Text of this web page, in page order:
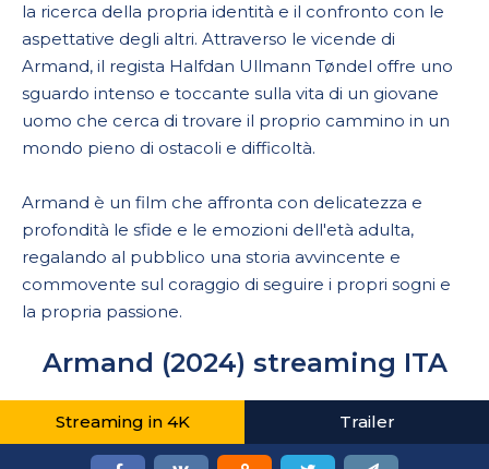
la ricerca della propria identità e il confronto con le
aspettative degli altri. Attraverso le vicende di
Armand, il regista Halfdan Ullmann Tøndel offre uno
sguardo intenso e toccante sulla vita di un giovane
uomo che cerca di trovare il proprio cammino in un
mondo pieno di ostacoli e difficoltà.
Armand è un film che affronta con delicatezza e
profondità le sfide e le emozioni dell'età adulta,
regalando al pubblico una storia avvincente e
commovente sul coraggio di seguire i propri sogni e
la propria passione.
Armand (2024) streaming ITA
Streaming in 4K Trailer